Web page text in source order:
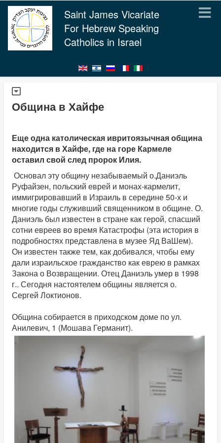
Saint James Vicariate
For Hebrew Speaking
Catholics in Israel
Община в Хайфе
Еще одна католическая ивритоязычная община
находится в Хайфе, где на горе Кармеле
оставил свой след пророк Илия.
Основал эту общину незабываемый о.Даниэль
Руфайзен, польский еврей и монах-кармелит,
иммигрировавший в Израиль в середине 50-х и
многие годы служивший священником в общине. О.
Даниэль был известен в стране как герой, спасший
сотни евреев во время Катастрофы (эта история в
подробностях представлена в музее Яд ВаШем).
Он известен также тем, как добивался, чтобы ему
дали израильское гражданство как еврею в рамках
Закона о Возвращении. Отец Даниэль умер в 1998
г.. Сегодня настоятелем общины является о.
Сергей Локтионов.
Община собирается в приходском доме по ул.
Анилевич, 1 (Мошава Германит).